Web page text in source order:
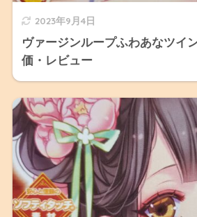
2023年9月4日
ヴァージンループふわあなツイ
価・レビュー